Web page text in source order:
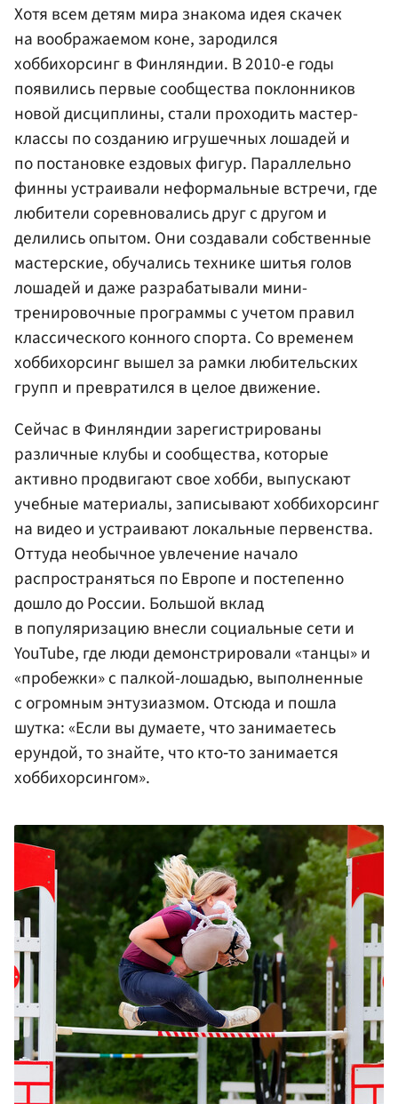
Хотя всем детям мира знакома идея скачек
на воображаемом коне, зародился
хоббихорсинг в Финляндии. В 2010-е годы
появились первые сообщества поклонников
новой дисциплины, стали проходить мастер-
классы по созданию игрушечных лошадей и
по постановке ездовых фигур. Параллельно
финны устраивали неформальные встречи, где
любители соревновались друг с другом и
делились опытом. Они создавали собственные
мастерские, обучались технике шитья голов
лошадей и даже разрабатывали мини-
тренировочные программы с учетом правил
классического конного спорта. Со временем
хоббихорсинг вышел за рамки любительских
групп и превратился в целое движение.
Сейчас в Финляндии зарегистрированы
различные клубы и сообщества, которые
активно продвигают свое хобби, выпускают
учебные материалы, записывают хоббихорсинг
на видео и устраивают локальные первенства.
Оттуда необычное увлечение начало
распространяться по Европе и постепенно
дошло до России. Большой вклад
в популяризацию внесли социальные сети и
YouTube, где люди демонстрировали «танцы» и
«пробежки» с палкой-лошадью, выполненные
с огромным энтузиазмом. Отсюда и пошла
шутка: «Если вы думаете, что занимаетесь
ерундой, то знайте, что кто‑то занимается
хоббихорсингом».